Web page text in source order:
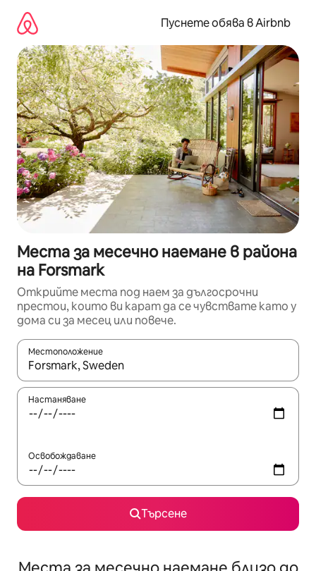
съдържанието
Пуснете обява в Airbnb
Места за месечно наемане в района
на Forsmark
Открийте места под наем за дългосрочни
престои, които ви карат да се чувствате като у
дома си за месец или повече.
Местоположение
Когато резултатите се покажат, използвайте
Настаняване
Освобождаване
Търсене